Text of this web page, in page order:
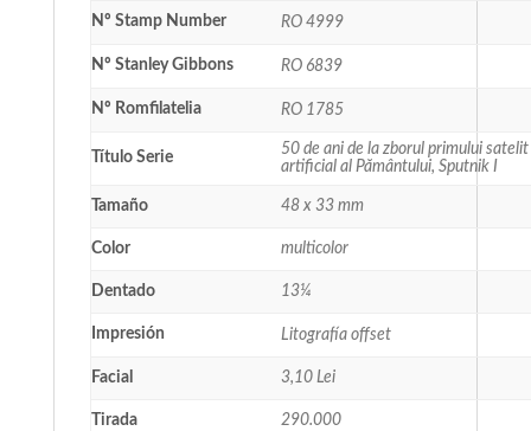
Nº Stamp Number RO 4999
Nº Stanley Gibbons RO 6839
Nº Romfilatelia RO 1785
Título Serie
50 de ani de la zborul primului satelit
artificial al Pământului, Sputnik I
Tamaño 48 x 33 mm
Color multicolor
Dentado 13¼
Impresión Litografía offset
Facial 3,10 Lei
Tirada 290.000